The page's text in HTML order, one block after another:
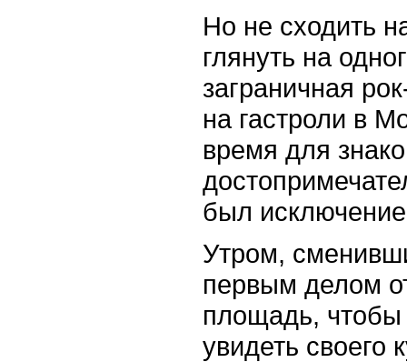
Но не сходить
глянуть на
заграничная
на гастроли в
время для
был
Утром,
первым делом
площадь, чтобы
увидеть своего